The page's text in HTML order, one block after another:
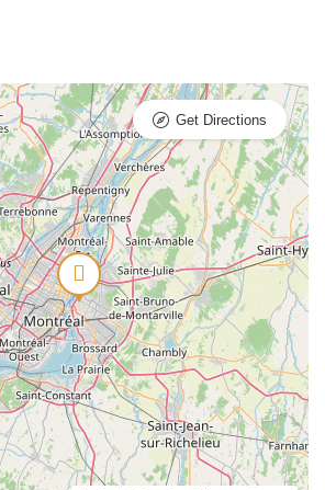
Get Directions